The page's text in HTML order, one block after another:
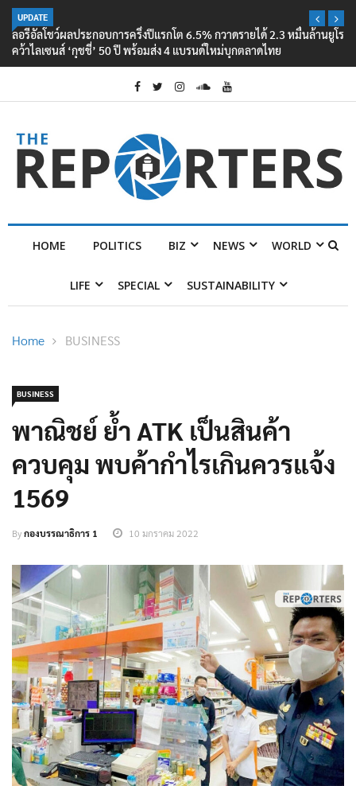
UPDATE
ลอรีอัลโชว์ผลประกอบการครึ่งปีแรกโต 6.5% กวาดรายได้ 2.3 หมื่นล้านยูโร
คว้าไลเซนส์ ‘กุชชี่’ 50 ปี พร้อมส่ง 4 แบรนด์ใหม่บุกตลาดไทย
HOME POLITICS BIZ NEWS WORLD
LIFE SPECIAL SUSTAINABILITY
Home BUSINESS
BUSINESS
พาณิชย์ ย้ำ ATK เป็นสินค้า
ควบคุม พบค้ากำไรเกินควรแจ้ง
1569
Byกองบรรณาธิการ 1 10 มกราคม 2022